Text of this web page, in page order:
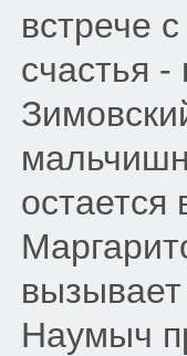
встрече
счастья
остается
вызывает
Наумыч